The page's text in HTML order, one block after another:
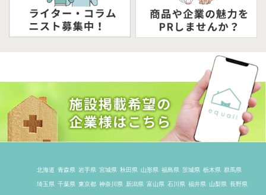
北海道 青森県 岩手県 宮城県 秋田県 山形県 福島県 茨城県 栃木県 群馬県
埼玉県 千葉県 東京都 神奈川県 新潟県 富山県 石川県 福井県 山梨県 長野県